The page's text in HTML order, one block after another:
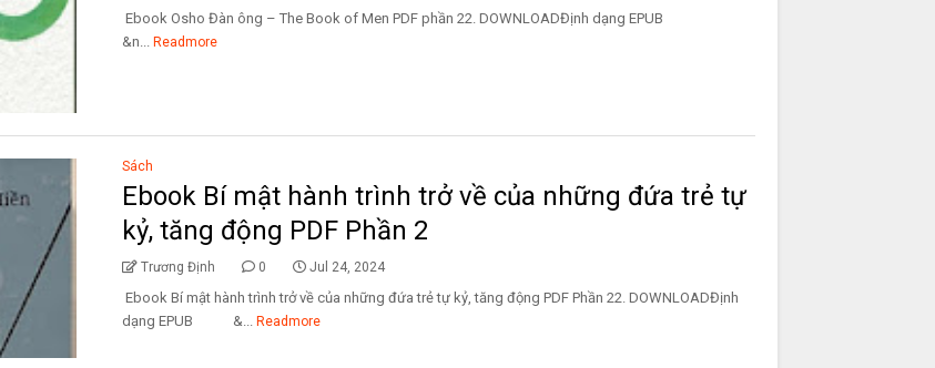
Ebook Osho Đàn ông – The Book of Men PDF phần 22. DOWNLOADĐịnh dạng EPUB
&n... Readmore
Sách
Ebook Bí mật hành trình trở về của những đứa trẻ tự
kỷ, tăng động PDF Phần 2
Trương Định 0 Jul 24, 2024
Ebook Bí mật hành trình trở về của những đứa trẻ tự kỷ, tăng động PDF Phần 22. DOWNLOADĐịnh
dạng EPUB &... Readmore